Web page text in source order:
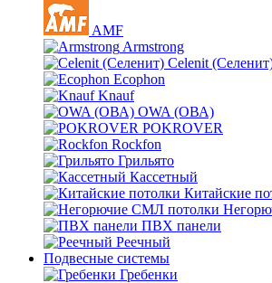
AMF
Armstrong
Celenit
Ecophon
Knauf
OWA (ОВА)
POKROVER
Rockfon
Грильято
Кассетный
Китайские
ПВХ панели
Реечный
Подвесные системы
Гребенки